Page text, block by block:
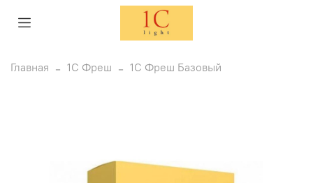
Главная 1С Фреш 1С Фреш Базовый